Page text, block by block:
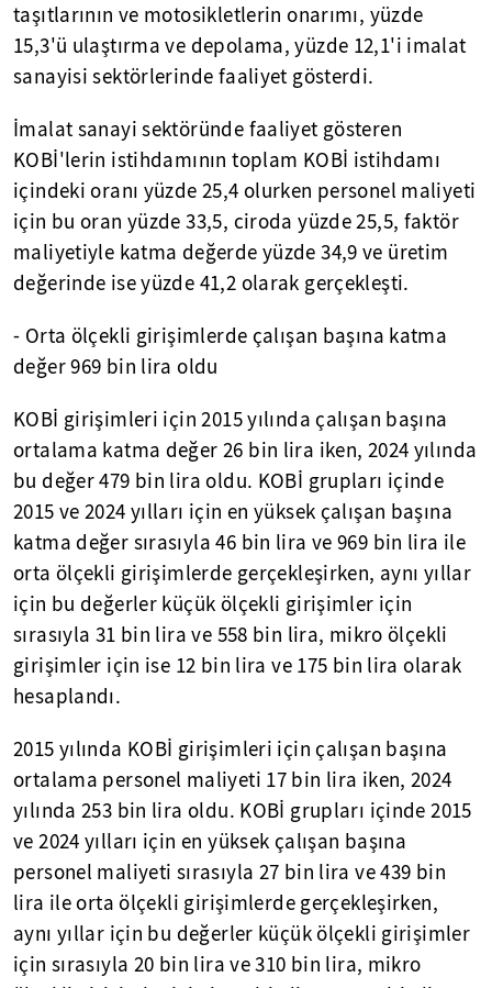
taşıtlarının ve motosikletlerin onarımı, yüzde
15,3'ü ulaştırma ve depolama, yüzde 12,1'i imalat
sanayisi sektörlerinde faaliyet gösterdi.
İmalat sanayi sektöründe faaliyet gösteren
KOBİ'lerin istihdamının toplam KOBİ istihdamı
içindeki oranı yüzde 25,4 olurken personel maliyeti
için bu oran yüzde 33,5, ciroda yüzde 25,5, faktör
maliyetiyle katma değerde yüzde 34,9 ve üretim
değerinde ise yüzde 41,2 olarak gerçekleşti.
- Orta ölçekli girişimlerde çalışan başına katma
değer 969 bin lira oldu
KOBİ girişimleri için 2015 yılında çalışan başına
ortalama katma değer 26 bin lira iken, 2024 yılında
bu değer 479 bin lira oldu. KOBİ grupları içinde
2015 ve 2024 yılları için en yüksek çalışan başına
katma değer sırasıyla 46 bin lira ve 969 bin lira ile
orta ölçekli girişimlerde gerçekleşirken, aynı yıllar
için bu değerler küçük ölçekli girişimler için
sırasıyla 31 bin lira ve 558 bin lira, mikro ölçekli
girişimler için ise 12 bin lira ve 175 bin lira olarak
hesaplandı.
2015 yılında KOBİ girişimleri için çalışan başına
ortalama personel maliyeti 17 bin lira iken, 2024
yılında 253 bin lira oldu. KOBİ grupları içinde 2015
ve 2024 yılları için en yüksek çalışan başına
personel maliyeti sırasıyla 27 bin lira ve 439 bin
lira ile orta ölçekli girişimlerde gerçekleşirken,
aynı yıllar için bu değerler küçük ölçekli girişimler
için sırasıyla 20 bin lira ve 310 bin lira, mikro